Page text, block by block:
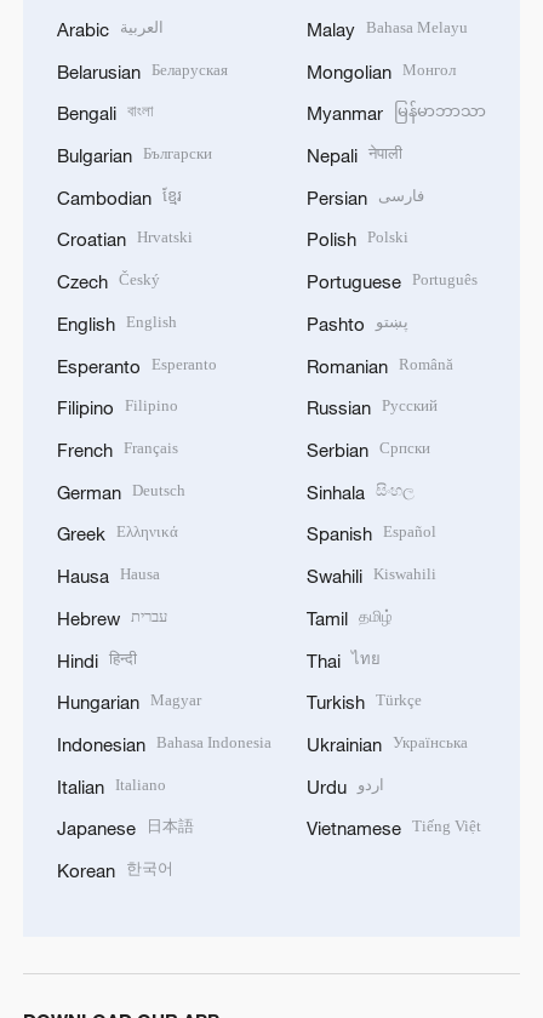
Arabic العربية
Belarusian Беларуская
Bengali বাংলা
Bulgarian Български
Cambodian ខ្មែរ
Croatian Hrvatski
Czech Český
English English
Esperanto Esperanto
Filipino Filipino
French Français
German Deutsch
Greek Ελληνικά
Hausa Hausa
Hebrew עברית
Hindi हिन्दी
Hungarian Magyar
Indonesian Bahasa Indonesia
Italian Italiano
Japanese 日本語
Korean 한국어
Malay Bahasa Melayu
Mongolian Монгол
Myanmar မြန်မာဘာသာ
Nepali नेपाली
Persian فارسی
Polish Polski
Portuguese Português
Pashto پښتو
Romanian Română
Russian Русский
Serbian Српски
Sinhala සිංහල
Spanish Español
Swahili Kiswahili
Tamil தமிழ்
Thai ไทย
Turkish Türkçe
Ukrainian Українська
Urdu اردو
Vietnamese Tiếng Việt